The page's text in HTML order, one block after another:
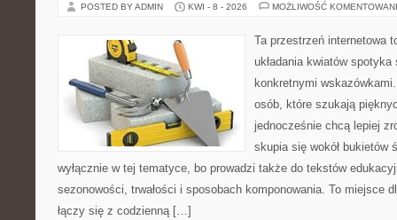
POSTED BY ADMIN KWI - 8 - 2026 MOŻLIWOŚĆ
Ta przestrzeń internetowa
układania kwiatów
konkretnymi wskazówkami.
osób, które szukają
jednocześnie chcą lepiej
skupia się wokół bukietów
wyłącznie w tej tematyce, bo prowadzi także do tekstów
sezonowości, trwałości i sposobach komponowania. To miejsce
łączy się z codzienną […]